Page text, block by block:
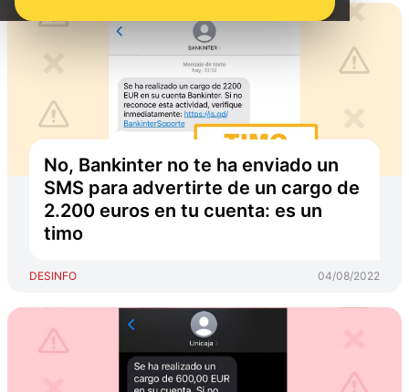
No, Bankinter no te ha enviado un
SMS para advertirte de un cargo de
2.200 euros en tu cuenta: es un
timo
DESINFO 04/08/2022